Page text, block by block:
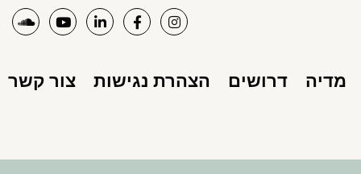
מדיה דרושים הצהרת נגישות צור קשר